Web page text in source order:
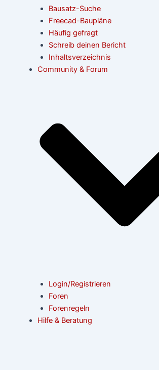
Bausatz-Suche
Freecad-Baupläne
Häufig gefragt
Schreib deinen Bericht
Inhaltsverzeichnis
Community & Forum
Login/Registrieren
Foren
Forenregeln
Hilfe & Beratung